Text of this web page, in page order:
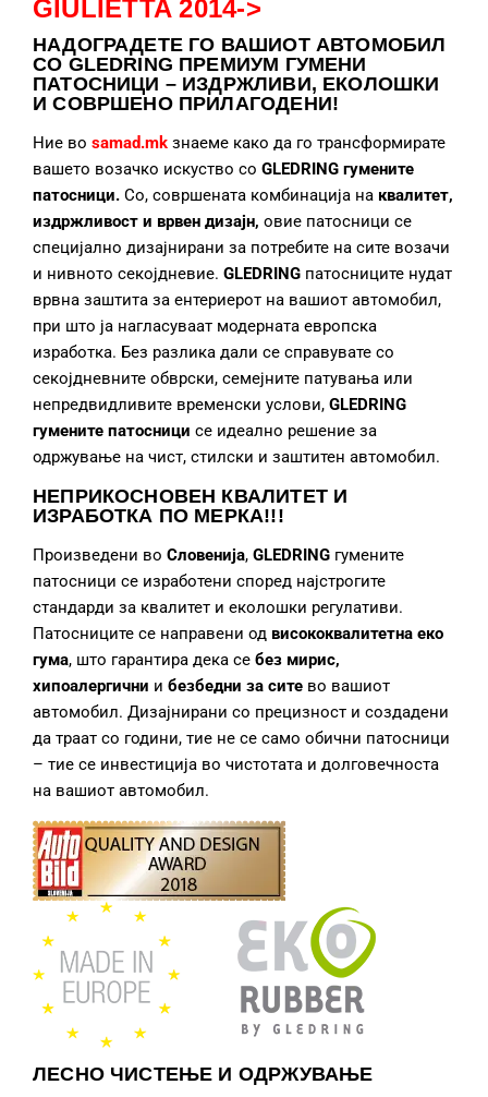
GIULIETTA 2014->
НАДОГРАДЕТЕГО ВАШИОТ АВТОМОБИЛ
СО GLEDRING ПРЕМИУМ ГУМЕНИ
ПАТОСНИЦИ – ИЗДРЖЛИВИ, ЕКОЛОШКИ
И СОВРШЕНО ПРИЛАГОДЕНИ!
Ние во samad.mk знаеме како да го трансформирате
вашето возачко искуство со GLEDRING гумените
патосници. Со, совршената комбинација на квалитет,
издржливост и врвен дизајн, овие патосници се
специјално дизајнирани за потребите на сите возачи
и нивното секојдневие. GLEDRING патосниците нудат
врвна заштита за ентериерот на вашиот автомобил,
при што ја нагласуваат модерната европска
изработка. Без разлика дали се справувате со
секојдневните обврски, семејните патувања или
непредвидливите временски услови, GLEDRING
гумените патосници се идеално решение за
одржување на чист, стилски и заштитен автомобил.
НЕПРИКОСНОВЕН КВАЛИТЕТ И
ИЗРАБОТКА ПО МЕРКА!!!
Произведени во Словенија, GLEDRING гумените
патосници се изработени според најстрогите
стандарди за квалитет и еколошки регулативи.
Патосниците се направени од висококвалитетна еко
гума, што гарантира дека се без мирис,
хипоалергични и безбедни за сите во вашиот
автомобил. Дизајнирани со прецизност и создадени
да траат со години, тие не се само обични патосници
– тие се инвестиција во чистотата и долговечноста
на вашиот автомобил.
ЛЕСНО ЧИСТЕЊЕ И ОДРЖУВАЊЕ